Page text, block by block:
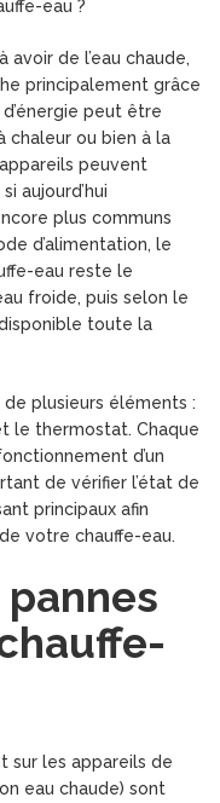
eau ?
avoir de l’eau chaude,
principalement grâce
peut être
chaleur ou bien à la
peuvent
aujourd’hui
plus communs
d’alimentation, le
eau reste le
froide, puis selon le
toute la
plusieurs éléments :
le thermostat. Chaque
d’un
de vérifier l’état de
principaux afin
votre chauffe-eau.
sur les appareils de
eau chaude) sont